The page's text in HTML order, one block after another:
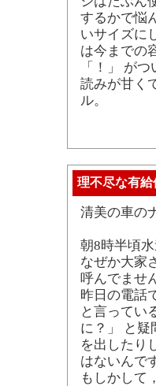
するかで悩
いサイズに
は今までの
「！」 が
読みが甘く
ル。
理不尽な有給
清美の車の
朝8時半頃
なぜか大家
呼んでませ
昨日の電話
と言ってい
に？」 と疑
を出したり
はないんで
もしかして